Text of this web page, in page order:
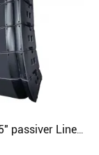
2-Wege 15" passiver Line-Array-Lautsprecher mit flexiblem Layout